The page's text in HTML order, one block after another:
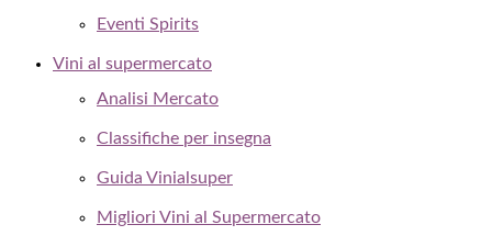
Eventi Spirits
Vini al supermercato
Analisi Mercato
Classifiche per insegna
Guida Vinialsuper
Migliori Vini al Supermercato